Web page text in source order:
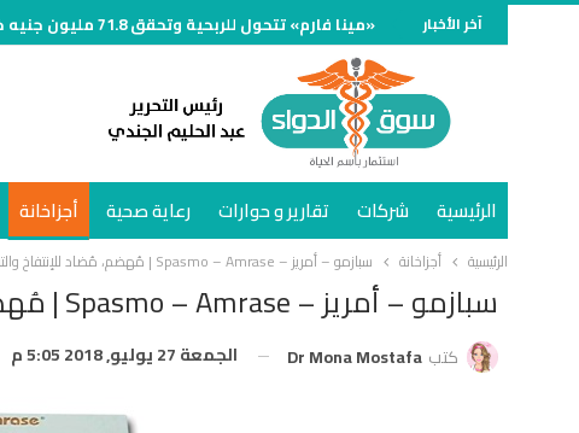
آخر الأخبار «مينا فارم» تتحول للربحية وتحقق 71.8 مليون جنيه خلال الربع الأول من 2026
الرئيسية شركات تقارير و حوارات رعاية صحية أجزاخانة
الرئيسية أجزاخانة سبازمو – أمريز – Spasmo – Amrase | مُهضم، مُضاد للإنتفاخ والتقلص
سبازمو – أمريز – Spasmo – Amrase | مُهضم، مُضاد للإنتفاخ والتقلص
كتب Dr Mona Mostafa الجمعة 27 يوليو, 2018 5:05 م